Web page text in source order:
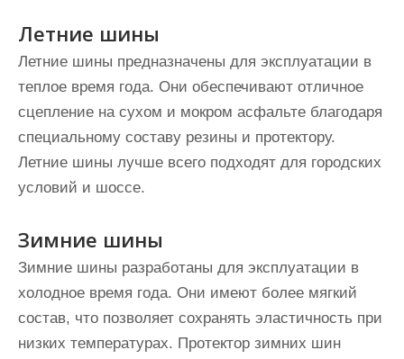
Летние шины
Летние шины предназначены для эксплуатации в
теплое время года. Они обеспечивают отличное
сцепление на сухом и мокром асфальте благодаря
специальному составу резины и протектору.
Летние шины лучше всего подходят для городских
условий и шоссе.
Зимние шины
Зимние шины разработаны для эксплуатации в
холодное время года. Они имеют более мягкий
состав, что позволяет сохранять эластичность при
низких температурах. Протектор зимних шин